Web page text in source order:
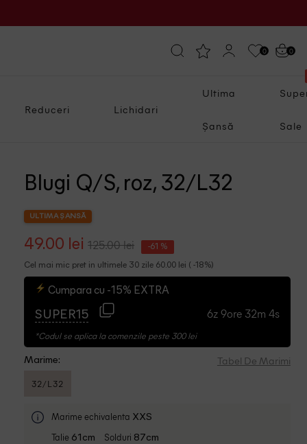
0 0
Reduceri Lichidari
Ultima
Șansă Sale
Blugi Q/S, roz, 32/L32
ULTIMA ȘANSĂ
49.00 lei 125.00 lei -61 %
Cel mai mic pret in ultimele 30 zile 60.00 lei ( -18%)
Cumpara cu -15% EXTRA
SUPER15 6z 9ore 32m 4s
*Codul se aplica la comenzile peste 300 lei
Marime: Tabel De Marimi
32/L32
Marime echivalenta XXS
Talie 61cm Solduri 87cm